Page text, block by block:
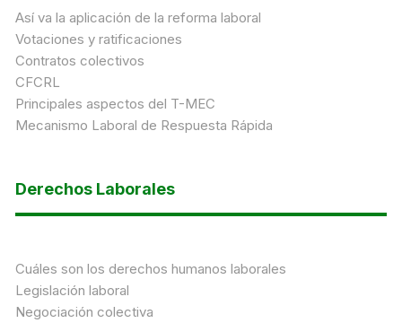
Así va la aplicación de la reforma laboral
Votaciones y ratificaciones
Contratos colectivos
CFCRL
Principales aspectos del T-MEC
Mecanismo Laboral de Respuesta Rápida
Derechos Laborales
Cuáles son los derechos humanos laborales
Legislación laboral
Negociación colectiva